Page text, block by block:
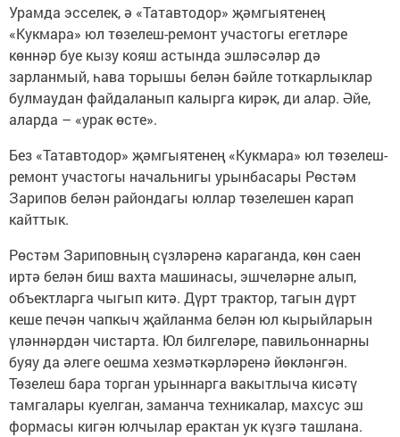
Урамда эсселек, ә «Татавтодор» җәмгыятенең
«Кукмара» юл төзелеш-ремонт участогы егетләре
көннәр буе кызу кояш астында эшләсәләр дә
зарланмый, һава торышы белән бәйле тоткарлыклар
булмаудан файдаланып калырга кирәк, ди алар. Әйе,
аларда – «урак өсте».
Без «Татавтодор» җәмгыятенең «Кукмара» юл төзелеш-
ремонт участогы начальнигы урынбасары Рөстәм
Зарипов белән райондагы юллар төзелешен карап
кайттык.
Рөстәм Зариповның сүзләренә караганда, көн саен
иртә белән биш вахта машинасы, эшчеләрне алып,
объектларга чыгып китә. Дүрт трактор, тагын дүрт
кеше печән чапкыч җайланма белән юл кырыйларын
үләннәрдән чистарта. Юл билгеләре, павильоннарны
буяу да әлеге оешма хезмәткәрләренә йөкләнгән.
Төзелеш бара торган урыннарга вакытлыча кисәтү
тамгалары куелган, заманча техникалар, махсус эш
формасы кигән юлчылар ерактан ук күзгә ташлана.